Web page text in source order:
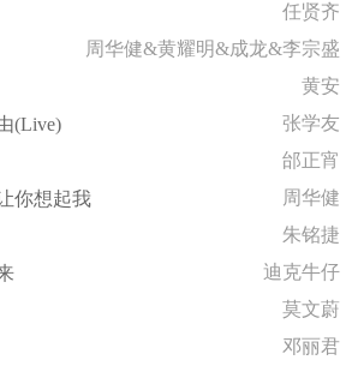
任贤齐
周华健&黄耀明&成龙&李宗盛
黄安
(Live)
张学友
邰正宵
你想起我
周华健
朱铭捷
迪克牛仔
莫文蔚
邓丽君